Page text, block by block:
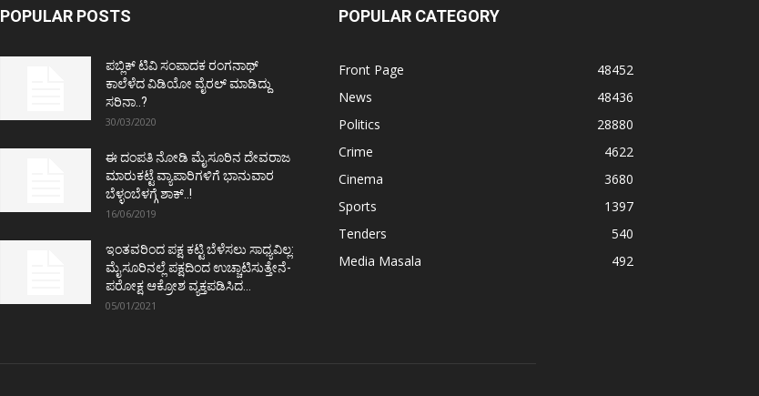
POPULAR POSTS
ಪಬ್ಲಿಕ್ ಟಿವಿ ಸಂಪಾದಕ ರಂಗನಾಥ್
ಕಾಲೆಳೆದ ವಿಡಿಯೋ ವೈರಲ್ ಮಾಡಿದ್ದು
ಸರಿನಾ..?
30/03/2020
ಈ ದಂಪತಿ ನೋಡಿ ಮೈಸೂರಿನ ದೇವರಾಜ
ಮಾರುಕಟ್ಟೆ ವ್ಯಾಪಾರಿಗಳಿಗೆ ಭಾನುವಾರ
ಬೆಳ್ಳಂಬೆಳಗ್ಗೆ ಶಾಕ್..!
16/06/2019
ಇಂತವರಿಂದ ಪಕ್ಷ ಕಟ್ಟಿ ಬೆಳೆಸಲು ಸಾಧ್ಯವಿಲ್ಲ:
ಮೈಸೂರಿನಲ್ಲೆ ಪಕ್ಷದಿಂದ ಉಚ್ಚಾಟಿಸುತ್ತೇನೆ-
ಪರೋಕ್ಷ ಆಕ್ರೋಶ ವ್ಯಕ್ತಪಡಿಸಿದ...
05/01/2021
POPULAR CATEGORY
Front Page
48452
News
48436
Politics
28880
Crime
4622
Cinema
3680
Sports
1397
Tenders
540
Media Masala
492